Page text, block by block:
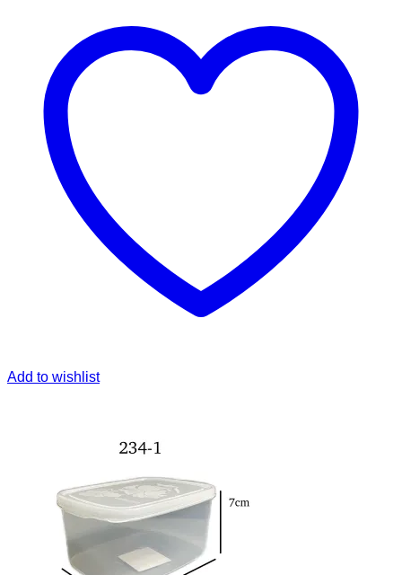
Add to wishlist